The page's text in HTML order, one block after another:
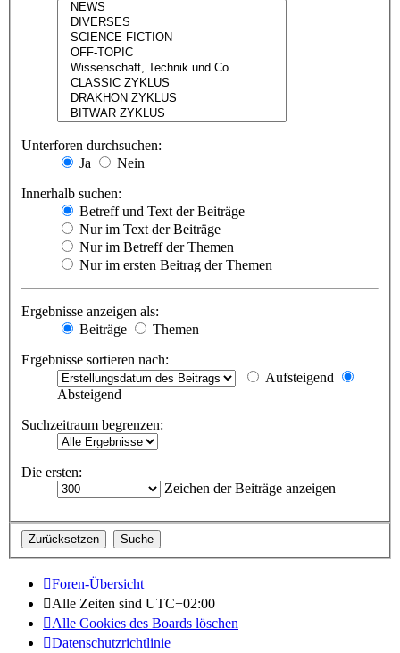
Unterforen durchsuchen:
Ja
Nein
Innerhalb suchen:
Betreff und Text der Beiträge
Nur im Text der Beiträge
Nur im Betreff der Themen
Nur im ersten Beitrag der Themen
Ergebnisse anzeigen als:
Beiträge
Themen
Ergebnisse sortieren nach:
Aufsteigend
Absteigend
Suchzeitraum begrenzen:
Die ersten:
Zeichen der Beiträge anzeigen
Foren-Übersicht
Alle Zeiten sind UTC+02:00
Alle Cookies des Boards löschen
Datenschutzrichtlinie